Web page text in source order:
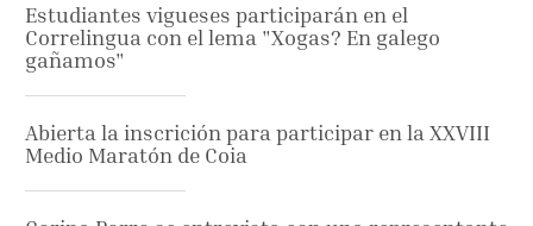
Estudiantes vigueses participarán en el
Correlingua con el lema "Xogas? En galego
gañamos"
Abierta la inscrición para participar en la XXVIII
Medio Maratón de Coia